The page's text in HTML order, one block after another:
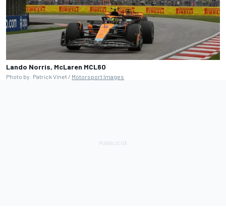
Lando Norris, McLaren MCL60
Photo by: Patrick Vinet / Motorsport Images